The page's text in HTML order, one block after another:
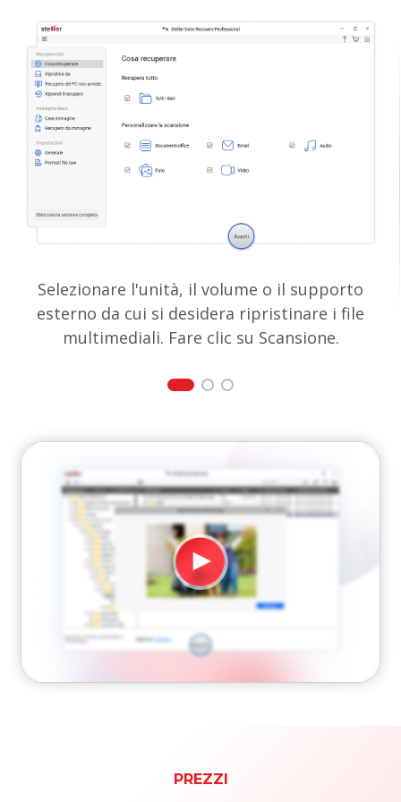
Selezionare l'unità, il volume o il supporto
esterno da cui si desidera ripristinare i file
multimediali. Fare clic su Scansione.
Guarda Adesso
PREZZI